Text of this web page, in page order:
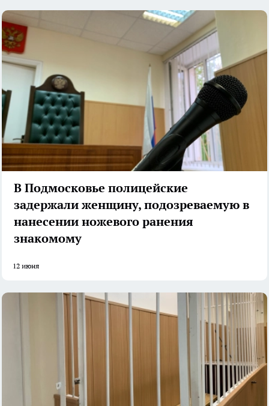
В Подмосковье полицейские
задержали женщину, подозреваемую в
нанесении ножевого ранения
знакомому
12 июня